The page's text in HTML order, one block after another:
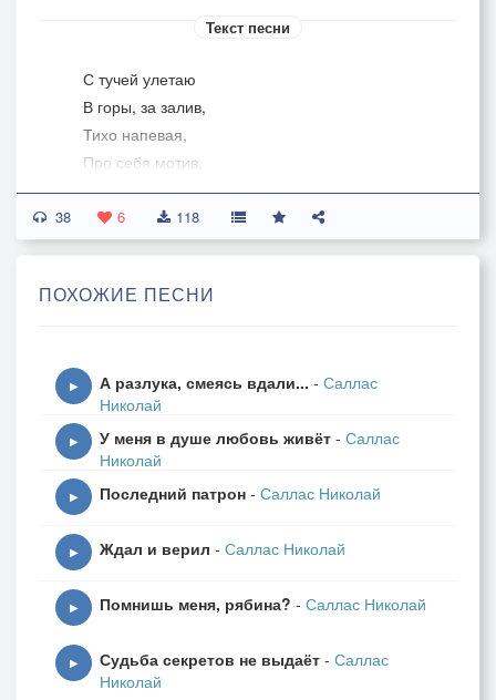
Текст песни
С тучей улетаю
В горы, за залив,
Тихо напевая,
Про себя мотив.
Шумно дышит море.
Ясно и светло.
Как нам повезло.
Тень над лежаком.
Вечером - фонтаны
В скопище людском.
Парк, аттракционы,
Чувства обострённо
Не затмит рассвет.
Рвать себя на части
38 6 118
ПОХОЖИЕ ПЕСНИ
▶ А разлука, смеясь вдали... - Саллас
Николай
▶ У меня в душе любовь живёт - Саллас
Николай
▶ Последний патрон - Саллас Николай
▶ Ждал и верил - Саллас Николай
▶ Помнишь меня, рябина? - Саллас Николай
▶ Судьба секретов не выдаёт - Саллас
Николай